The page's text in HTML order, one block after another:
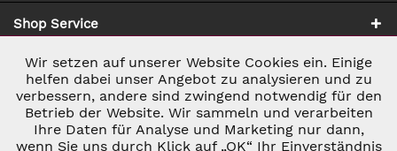
Shop Service
Zahlung & Versand
Notwendig Aktiv
Marketing Inaktiv
Wir setzen auf unserer Website Cookies ein. Einige
helfen dabei unser Angebot zu analysieren und zu
verbessern, andere sind zwingend notwendig für den
Betrieb der Website. Wir sammeln und verarbeiten
Ihre Daten für Analyse und Marketing nur dann,
wenn Sie uns durch Klick auf „OK“ Ihr Einverständnis